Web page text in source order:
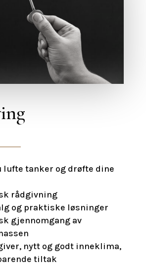
lufte tanker og drøfte dine
rådgivning
og praktiske løsninger
gjennomgang av
nytt og godt inneklima,
tiltak